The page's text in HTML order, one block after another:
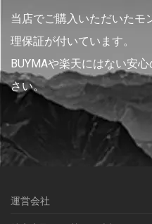
当店でご購入いただいたモ
理保証が付いています。
BUYMAや楽天にはない安
さい。
運営会社